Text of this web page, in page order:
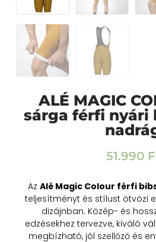
ALÉ MAGIC
sárga férfi nyári
51.990
Az Alé Magic Colour férfi
teljesítményt és stílust ötvözi
dizájnban. Közép- és
edzésekhez tervezve, kiváló
megbízható, jól szellőző és